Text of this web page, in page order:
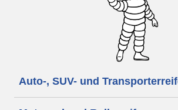
Auto-, SUV- und